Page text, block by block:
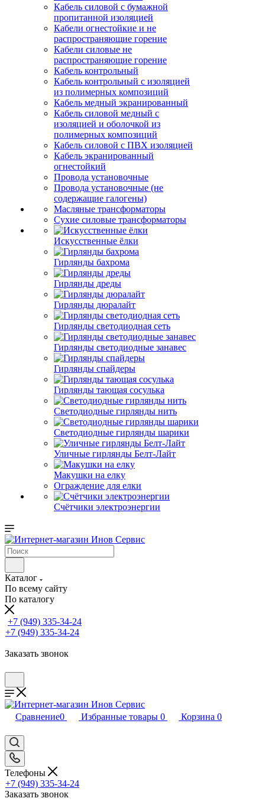
Кабель силовой с бумажной
пропитанной изоляцией
Кабели огнестойкие и не
распространяющие горение
Кабели силовые не
распространяющие горение
Кабель контрольный
Кабель контрольный с изоляцией
из полимерных композиций
Кабель медный экранированный
Кабель силовой медный с
изоляцией и оболочкой из
полимерных композиций
Кабель силовой с ПВХ изоляцией
Кабель экранированный
огнестойкий
Провода установочные
Провода установочные (не
содержащие галогены)
Масляные трансформаторы
Сухие силовые трансформаторы
Искусственные ёлки
Гирлянды бахрома
Гирлянды дреды
Гирлянды дюралайт
Гирлянды светодиодная сеть
Гирлянды светодиодные занавес
Гирлянды спайдеры
Гирлянды тающая сосулька
Светодиодные гирлянды нить
Светодиодные гирлянды шарики
Уличные гирлянды Белт-Лайт
Макушки на елку
Ограждение для елки
Счётчики электроэнергии
Каталог
По всему сайту
По каталогу
+7 (949) 335-34-24
+7 (949) 335-34-24
Заказать звонок
Сравнение0 Избранные товары 0 Корзина 0
Телефоны
+7 (949) 335-34-24
Заказать звонок